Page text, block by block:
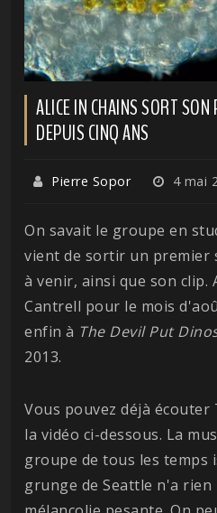
ALICE IN CHAINS SORT
DEPUIS CINQ ANS
Pierre Sopor 4 mai
On savait le groupe en
vient de sortir un premier
à venir, ainsi que son clip.
Cantrell pour le mois
enfin à The Devil Put
2013.
Vous pouvez déjà écouter
la vidéo ci-dessous. La
groupe de tous les temps
grunge de Seattle n'a rien